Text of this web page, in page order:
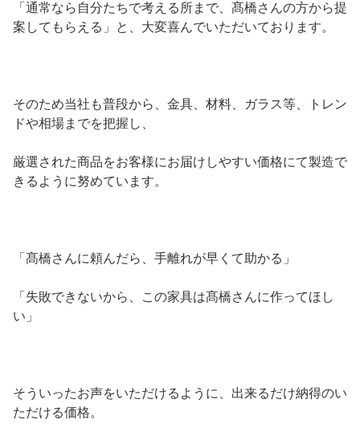
「通常なら自分たちで考える所まで、髙橋さんの方から提
案してもらえる」と、大変喜んでいただいております。
そのため当社も普段から、金具、材料、ガラス等、トレン
ドや相場までを把握し、
厳選された商品をお客様にお届けしやすい価格にて製造で
きるように努めています。
「髙橋さんに頼んだら、手離れが早くて助かる」
「失敗できないから、この家具は髙橋さんに作ってほし
い」
そういったお声をいただけるように、出来るだけ納得のい
ただける価格。